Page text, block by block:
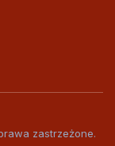
zastrzeżone.